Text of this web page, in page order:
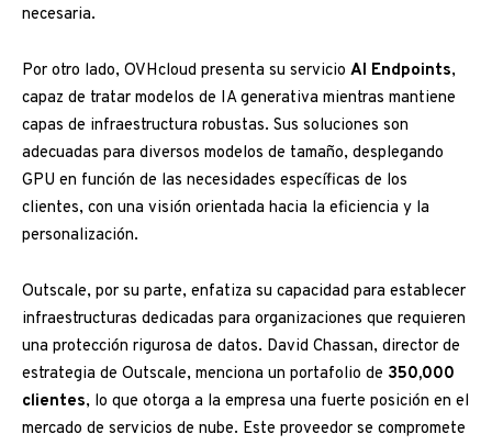
necesaria.
Por otro lado, OVHcloud presenta su servicio AI Endpoints,
capaz de tratar modelos de IA generativa mientras mantiene
capas de infraestructura robustas. Sus soluciones son
adecuadas para diversos modelos de tamaño, desplegando
GPU en función de las necesidades específicas de los
clientes, con una visión orientada hacia la eficiencia y la
personalización.
Outscale, por su parte, enfatiza su capacidad para establecer
infraestructuras dedicadas para organizaciones que requieren
una protección rigurosa de datos. David Chassan, director de
estrategia de Outscale, menciona un portafolio de 350,000
clientes, lo que otorga a la empresa una fuerte posición en el
mercado de servicios de nube. Este proveedor se compromete